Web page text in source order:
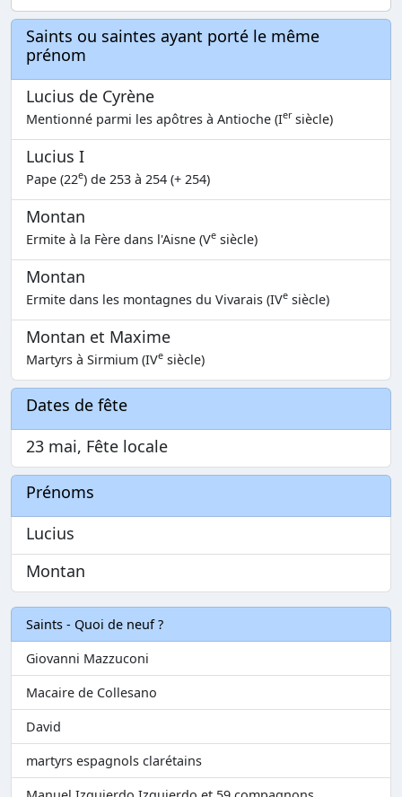
Saints ou saintes ayant porté le même
prénom
Lucius de Cyrène
Mentionné parmi les apôtres à Antioche (Iersiècle)
Lucius I
Pape (22e) de 253 à 254 (+ 254)
Montan
Ermite à la Fère dans l'Aisne (Ve siècle)
Montan
Ermite dans les montagnes du Vivarais (IVe siècle)
Montan et Maxime
Martyrs à Sirmium (IVe siècle)
Dates de fête
23 mai, Fête locale
Prénoms
Lucius
Montan
Saints - Quoi de neuf ?
Giovanni Mazzuconi
Macaire de Collesano
David
martyrs espagnols clarétains